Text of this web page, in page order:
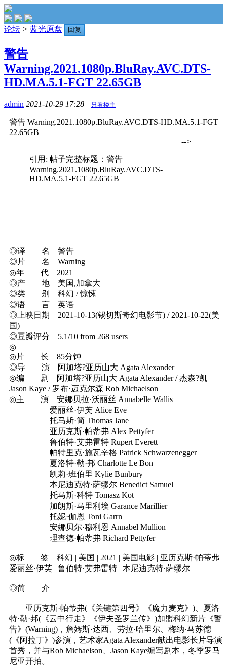
论坛 > 蓝光原盘 回复
警告
Warning.2021.1080p.BluRay.AVC.DTS-
HD.MA.5.1-FGT 22.65GB
admin 2021-10-29 17:28 只看楼主
警告 Warning.2021.1080p.BluRay.AVC.DTS-HD.MA.5.1-FGT
22.65GB
-->
引用: 帖子完整标题：警告
Warning.2021.1080p.BluRay.AVC.DTS-
HD.MA.5.1-FGT 22.65GB
◎译 名 警告
◎片 名 Warning
◎年 代 2021
◎产 地 美国,加拿大
◎类 别 科幻 / 惊悚
◎语 言 英语
◎上映日期 2021-10-13(锡切斯奇幻电影节) / 2021-10-22(美
国)
◎豆瓣评分 5.1/10 from 268 users
◎
◎片 长 85分钟
◎导 演 阿加塔?亚历山大 Agata Alexander
◎编 剧 阿加塔?亚历山大 Agata Alexander / 杰森?凯
Jason Kaye / 罗布·迈克尔森 Rob Michaelson
◎主 演 安娜贝拉·沃丽丝 Annabelle Wallis
爱丽丝·伊芙 Alice Eve
托马斯·简 Thomas Jane
亚历克斯·帕蒂弗 Alex Pettyfer
鲁伯特·艾弗雷特 Rupert Everett
帕特里克·施瓦辛格 Patrick Schwarzenegger
夏洛特·勒·邦 Charlotte Le Bon
凯莉·班伯里 Kylie Bunbury
本尼迪克特·萨缪尔 Benedict Samuel
托马斯·科特 Tomasz Kot
加朗斯·马里利埃 Garance Marillier
托妮·伽恩 Toni Garrn
安娜贝尔·穆利恩 Annabel Mullion
理查德·帕蒂弗 Richard Pettyfer
◎标 签 科幻 | 美国 | 2021 | 美国电影 | 亚历克斯·帕蒂弗 |
爱丽丝·伊芙 | 鲁伯特·艾弗雷特 | 本尼迪克特·萨缪尔
◎简 介
亚历克斯·帕蒂弗(《关键第四号》《魔力麦克》)、夏洛
特·勒·邦(《云中行走》《伊夫圣罗兰传》)加盟科幻新片《警
告》(Warning)，詹姆斯·达西、劳拉·哈里尔、梅纳·马苏德
(《阿拉丁》)参演，艺术家Agata Alexander献出电影长片导演
首秀，并与Rob Michaelson、Jason Kaye编写剧本，冬季罗马
尼亚开拍。